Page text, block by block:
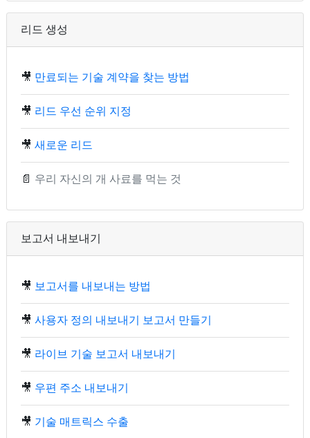
리드 생성
🎥 만료되는 기술 계약을 찾는 방법
🎥 리드 우선 순위 지정
🎥 새로운 리드
📄 우리 자신의 개 사료를 먹는 것
보고서 내보내기
🎥 보고서를 내보내는 방법
🎥 사용자 정의 내보내기 보고서 만들기
🎥 라이브 기술 보고서 내보내기
🎥 우편 주소 내보내기
🎥 기술 매트릭스 수출